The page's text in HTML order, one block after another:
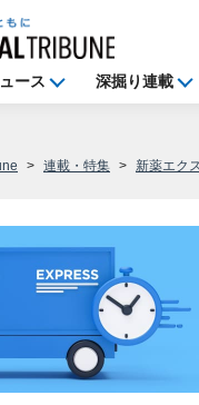
ース 深掘り連載
連載・特集 新薬エク